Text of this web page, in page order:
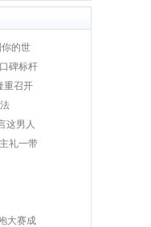
武警
的世
碑标杆
重召开
这男人
礼一带
大赛成